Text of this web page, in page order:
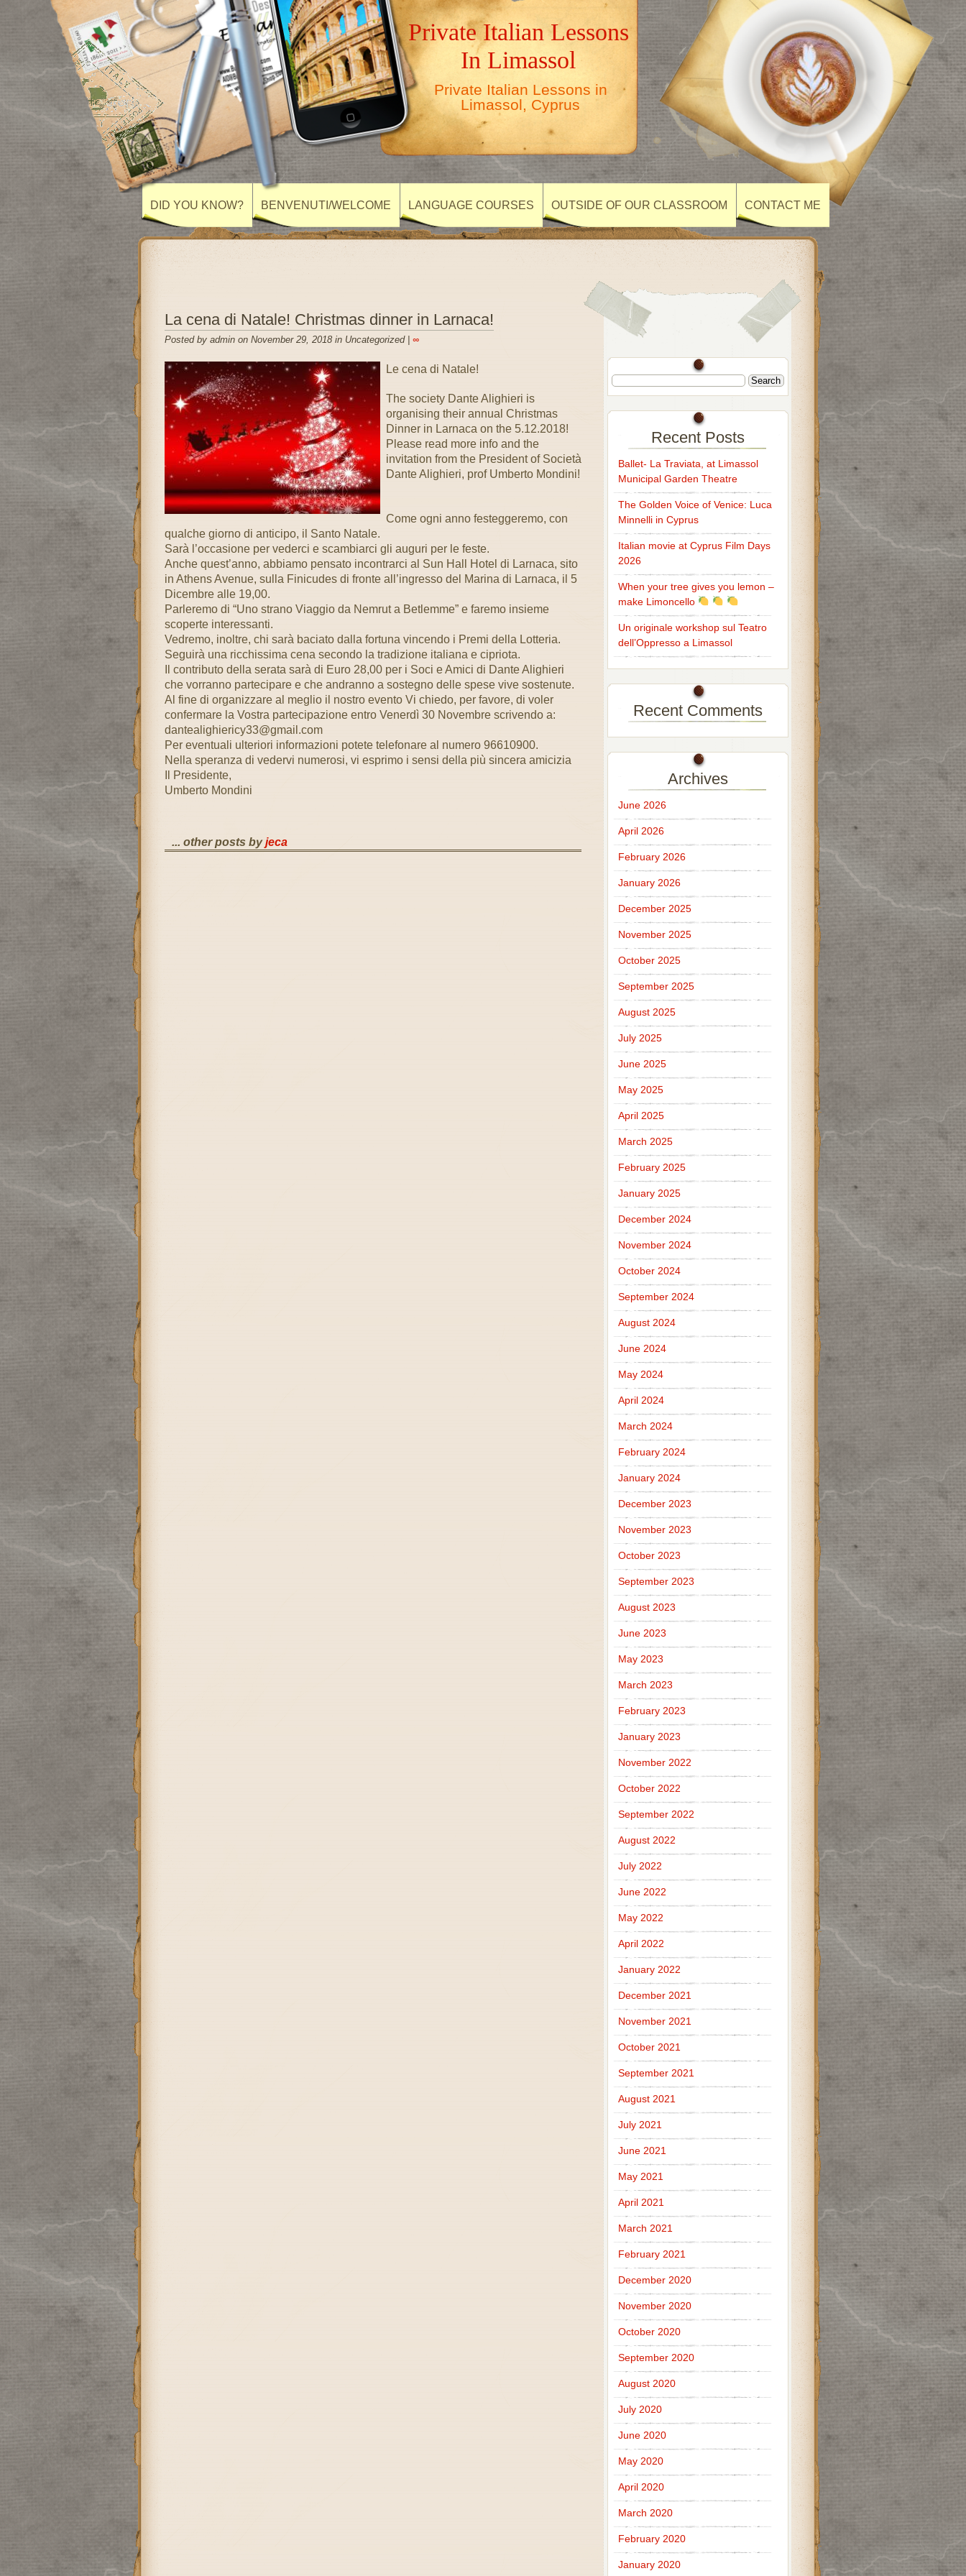
Private Italian Lessons
In Limassol
Private Italian Lessons in
Limassol, Cyprus
DID YOU KNOW? BENVENUTI/WELCOME LANGUAGE COURSES OUTSIDE OF OUR CLASSROOM CONTACT ME
La cena di Natale! Christmas dinner in Larnaca!
Posted by admin on November 29, 2018 in Uncategorized | ∞
Le cena di Natale!
The society Dante Alighieri is
organising their annual Christmas
Dinner in Larnaca on the 5.12.2018!
Please read more info and the
invitation from the President of Società
Dante Alighieri, prof Umberto Mondini!
Come ogni anno festeggeremo, con
qualche giorno di anticipo, il Santo Natale.
Sarà l’occasione per vederci e scambiarci gli auguri per le feste.
Anche quest’anno, abbiamo pensato incontrarci al Sun Hall Hotel di Larnaca, sito
in Athens Avenue, sulla Finicudes di fronte all’ingresso del Marina di Larnaca, il 5
Dicembre alle 19,00.
Parleremo di “Uno strano Viaggio da Nemrut a Betlemme” e faremo insieme
scoperte interessanti.
Vedremo, inoltre, chi sarà baciato dalla fortuna vincendo i Premi della Lotteria.
Seguirà una ricchissima cena secondo la tradizione italiana e cipriota.
Il contributo della serata sarà di Euro 28,00 per i Soci e Amici di Dante Alighieri
che vorranno partecipare e che andranno a sostegno delle spese vive sostenute.
Al fine di organizzare al meglio il nostro evento Vi chiedo, per favore, di voler
confermare la Vostra partecipazione entro Venerdì 30 Novembre scrivendo a:
dantealighiericy33@gmail.com
Per eventuali ulteriori informazioni potete telefonare al numero 96610900.
Nella speranza di vedervi numerosi, vi esprimo i sensi della più sincera amicizia
Il Presidente,
Umberto Mondini
... other posts byjeca
Recent Posts
Ballet- La Traviata, at Limassol
Municipal Garden Theatre
The Golden Voice of Venice: Luca
Minnelli in Cyprus
Italian movie at Cyprus Film Days
2026
When your tree gives you lemon –
make Limoncello
Un originale workshop sul Teatro
dell’Oppresso a Limassol
Recent Comments
Archives
June 2026
April 2026
February 2026
January 2026
December 2025
November 2025
October 2025
September 2025
August 2025
July 2025
June 2025
May 2025
April 2025
March 2025
February 2025
January 2025
December 2024
November 2024
October 2024
September 2024
August 2024
June 2024
May 2024
April 2024
March 2024
February 2024
January 2024
December 2023
November 2023
October 2023
September 2023
August 2023
June 2023
May 2023
March 2023
February 2023
January 2023
November 2022
October 2022
September 2022
August 2022
July 2022
June 2022
May 2022
April 2022
January 2022
December 2021
November 2021
October 2021
September 2021
August 2021
July 2021
June 2021
May 2021
April 2021
March 2021
February 2021
December 2020
November 2020
October 2020
September 2020
August 2020
July 2020
June 2020
May 2020
April 2020
March 2020
February 2020
January 2020